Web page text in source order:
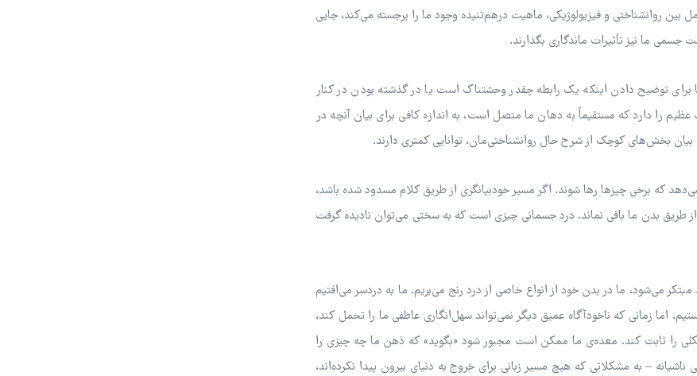
بین روانشناختی و فیزیولوژیکی، ماهیت درهم‌تنیده وجود ما را برجسته می‌کند، جایی
جسمی ما نیز تأثیرات ماندگاری بگذارند.
توضیح دادن اینکه یک رابطه چقدر وحشتناک است یا در گذشته بودن در کنار
را دارد که مستقیماً به دهان ما متصل است، به اندازه کافی برای بیان آنچه در
بخش‌های کوچک از شرح حال روانشناختی‌مان، توانایی کمتری دارند.
که برخی چیزها رها شوند. اگر مسیر خودبیانگری از طریق کلام مسدود شده باشد،
بدن ما باقی نماند. درد جسمانی چیزی است که به سختی می‌توان نادیده گرفت
می‌شود، ما در بدن خود از انواع خاصی از درد رنج می‌بریم. ما به دردسر می‌افتیم
اما زمانی که ناخودآگاه عمیق دیگر نمی‌تواند سهل‌انگاری عاطفی ما را تحمل کند،
را ثابت کند. معده‌ی ما ممکن است مجبور شود «بگوید» که ذهن ما چه چیزی را
– به مشکلاتی که هیچ مسیر زبانی برای خروج به دنیای بیرون پیدا نکرده‌اند،